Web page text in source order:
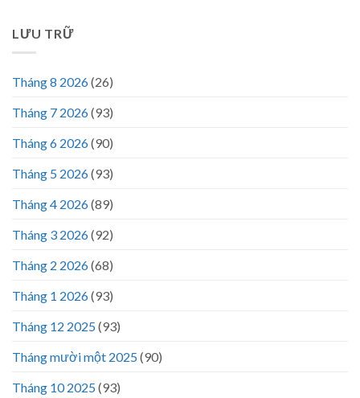
LƯU TRỮ
Tháng 8 2026(26)
Tháng 7 2026(93)
Tháng 6 2026(90)
Tháng 5 2026(93)
Tháng 4 2026(89)
Tháng 3 2026(92)
Tháng 2 2026(68)
Tháng 1 2026(93)
Tháng 12 2025(93)
Tháng mười một 2025(90)
Tháng 10 2025(93)